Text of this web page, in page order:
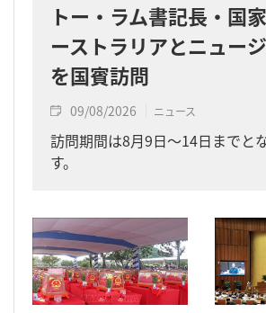
トー・ラム書記長・国
ーストラリアとニュー
を国賓訪問
09/08/2026 ニュース
訪問期間は8月9日～14日までと
す。